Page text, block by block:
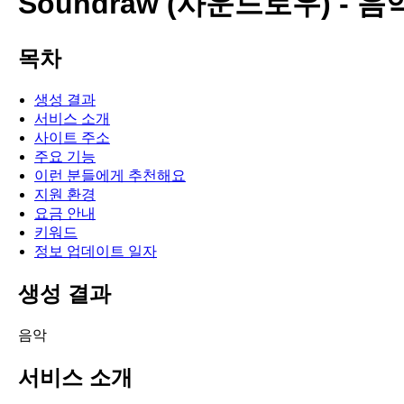
목차
생성 결과
서비스 소개
사이트 주소
주요 기능
이런 분들에게 추천해요
지원 환경
요금 안내
키워드
정보 업데이트 일자
생성 결과
음악
서비스 소개